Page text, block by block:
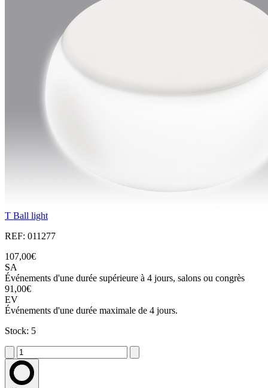
T Ball light
REF: 011277
107,00€
SA
Événements d'une durée supérieure à 4 jours, salons ou congrès
91,00€
EV
Événements d'une durée maximale de 4 jours.
Stock: 5